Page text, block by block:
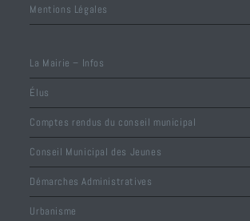
Mentions Légales
La Mairie – Infos
Élus
Comptes rendus du conseil municipal
Conseil Municipal des Jeunes
Démarches Administratives
Urbanisme